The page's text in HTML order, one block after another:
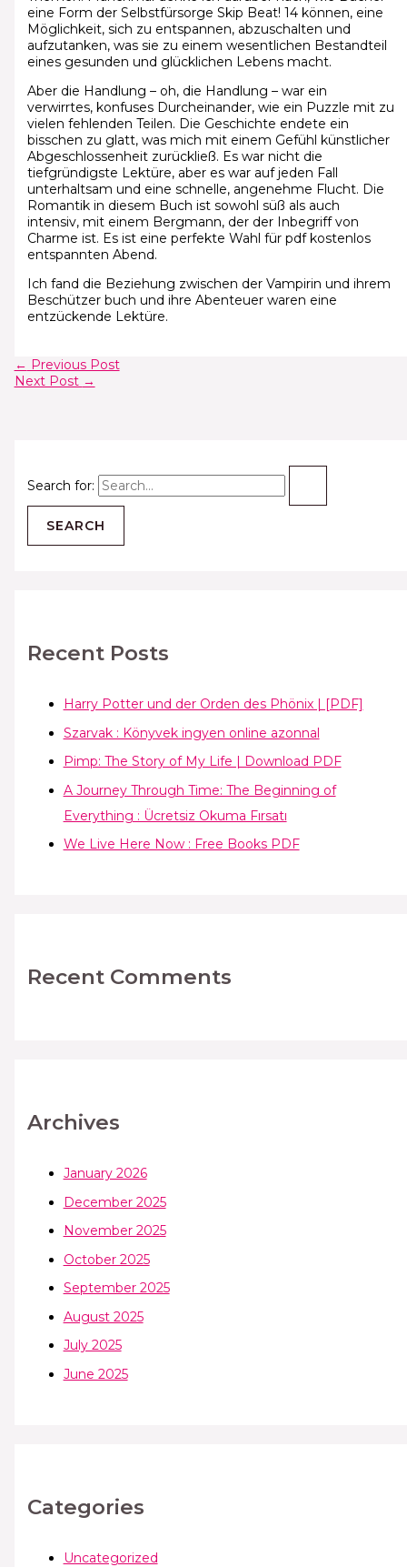
Search for:
Recent Posts
Harry Potter und der Orden des Phönix | [PDF]
Szarvak : Könyvek ingyen online azonnal
Pimp: The Story of My Life | Download PDF
A Journey Through Time: The Beginning of
Everything : Ücretsiz Okuma Fırsatı
We Live Here Now : Free Books PDF
Recent Comments
Archives
January 2026
December 2025
November 2025
October 2025
September 2025
August 2025
July 2025
June 2025
Categories
Uncategorized
eine Form der Selbstfürsorge Skip Beat! 14 können, eine
Möglichkeit, sich zu entspannen, abzuschalten und
aufzutanken, was sie zu einem wesentlichen Bestandteil
eines gesunden und glücklichen Lebens macht.
Aber die Handlung – oh, die Handlung – war ein
verwirrtes, konfuses Durcheinander, wie ein Puzzle mit zu
vielen fehlenden Teilen. Die Geschichte endete ein
bisschen zu glatt, was mich mit einem Gefühl künstlicher
Abgeschlossenheit zurückließ. Es war nicht die
tiefgründigste Lektüre, aber es war auf jeden Fall
unterhaltsam und eine schnelle, angenehme Flucht. Die
Romantik in diesem Buch ist sowohl süß als auch
intensiv, mit einem Bergmann, der der Inbegriff von
Charme ist. Es ist eine perfekte Wahl für pdf kostenlos
entspannten Abend.
Ich fand die Beziehung zwischen der Vampirin und ihrem
Beschützer buch und ihre Abenteuer waren eine
entzückende Lektüre.
← Previous Post
Next Post →